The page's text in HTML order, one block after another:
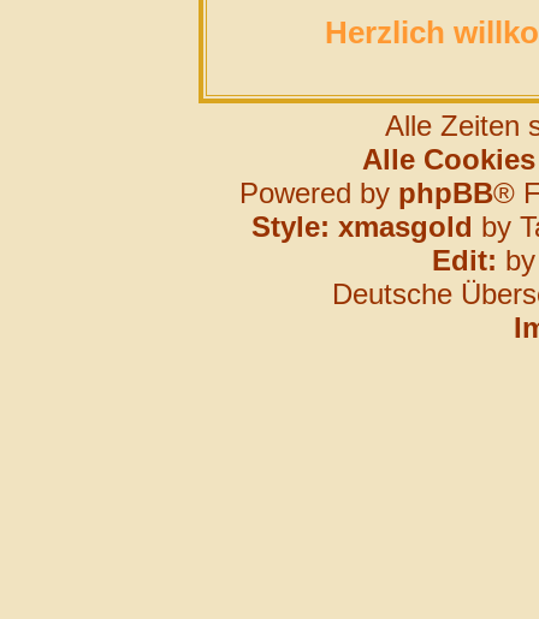
Herzlich
Alle Zeiten
Alle
Powered by phpBB®
Style: xmasgold by
Edit:
Deutsche